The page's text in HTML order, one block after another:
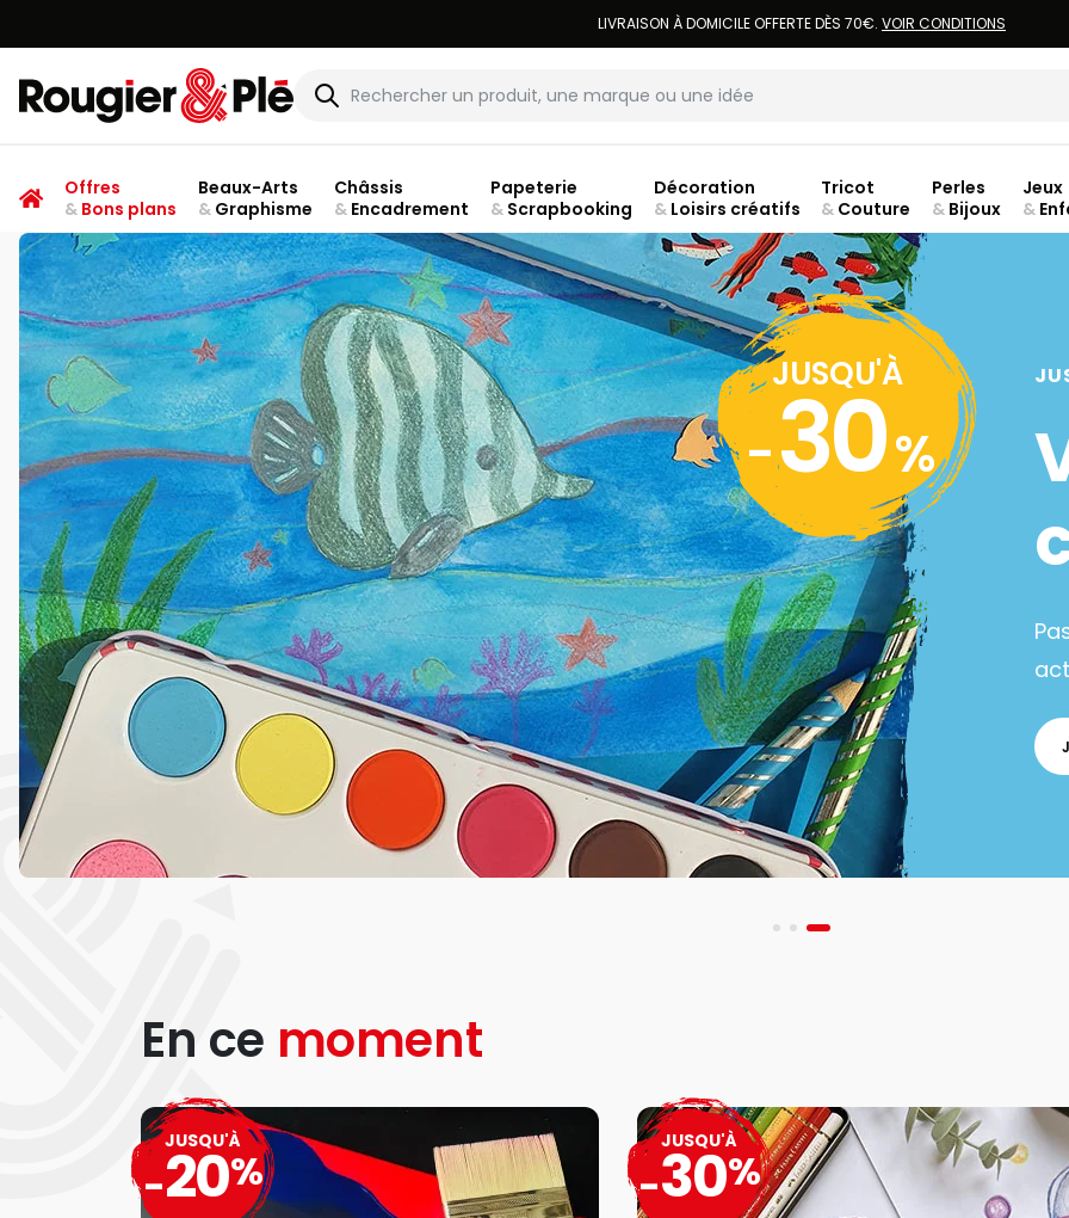
LIVRAISON À DOMICILE OFFERTE DÈS 70€. VOIR CONDITIONS
Rougier & Plé
Offres
&Bons plans
Beaux-Arts
&Graphisme
Châssis
&Encadrement
Papeterie
&Scrapbooking
Décoration
&Loisirs créatifs
Tricot
& Couture
Perles
& Bijoux
Jeux
&
JUSQU'À
-30%
En ce moment
JUSQU'À
-20%
JUSQU'À
-30%